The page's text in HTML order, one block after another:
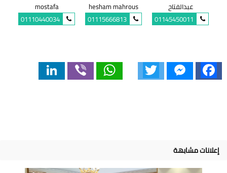
عبدالفتاح
01145450011
hesham mahrous
01115666813
mostafa
01110440034
Facebook
Messenger
WhatsApp
إعلانات مشابهة